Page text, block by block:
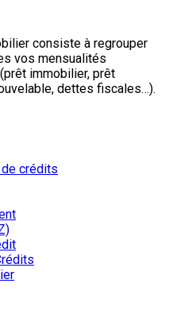
consiste à regrouper
vos mensualités
immobilier, prêt
dettes fiscales…).
crédits